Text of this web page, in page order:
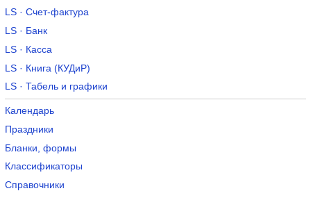
LS · Счет-фактура
LS · Банк
LS · Касса
LS · Книга (КУДиР)
LS · Табель и графики
Календарь
Праздники
Бланки, формы
Классификаторы
Справочники